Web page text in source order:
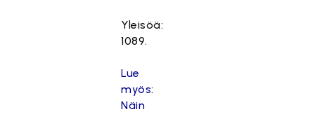
Yleisöä:
1089.
Lue
myös:
Näin